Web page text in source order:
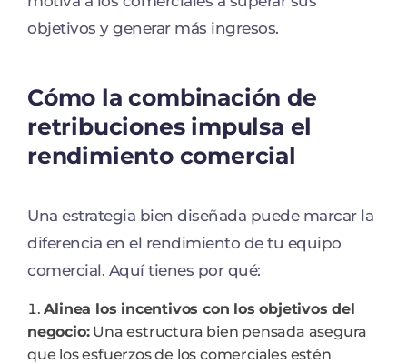
objetivos y generar más ingresos.
Cómo la combinación de
retribuciones impulsa el
rendimiento comercial
Una estrategia bien diseñada puede marcar la
diferencia en el rendimiento de tu equipo
comercial. Aquí tienes por qué:
Alinea los incentivos con los objetivos del
negocio:Una estructura bien pensada asegura
que los esfuerzos de los comerciales estén